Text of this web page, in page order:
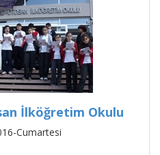
İlköğretim Okulu
Cumartesi